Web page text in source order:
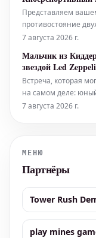
телепатию с
Представляем
противостояние
Дубова и
рамках стадии Last
плей-офф, где
7 августа 2026 г.
Мальчик из
звездой Led
Встреча, которая
на самом деле:
получил
7 августа 2026 г.
МЕНЮ
Партнёры
Tower Rush
play mines